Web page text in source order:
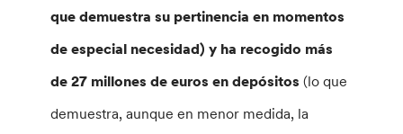
que demuestra su pertinencia en momentos
de especial necesidad) y ha recogido más
de 27 millones de euros en depósitos(lo que
demuestra, aunque en menor medida, la